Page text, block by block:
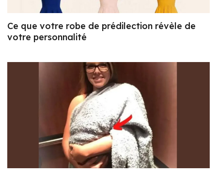
Ce que votre robe de prédilection révèle de
votre personnalité